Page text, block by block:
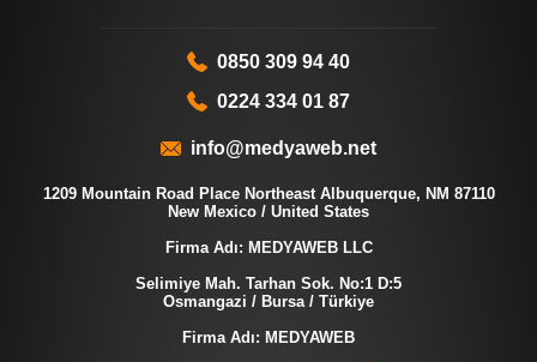
0850 309 94 40
0224 334 01 87
info@medyaweb.net
1209 Mountain Road Place Northeast Albuquerque, NM 87110
New Mexico / United States
Firma Adı: MEDYAWEB LLC
Selimiye Mah. Tarhan Sok. No:1 D:5
Osmangazi / Bursa / Türkiye
Firma Adı: MEDYAWEB